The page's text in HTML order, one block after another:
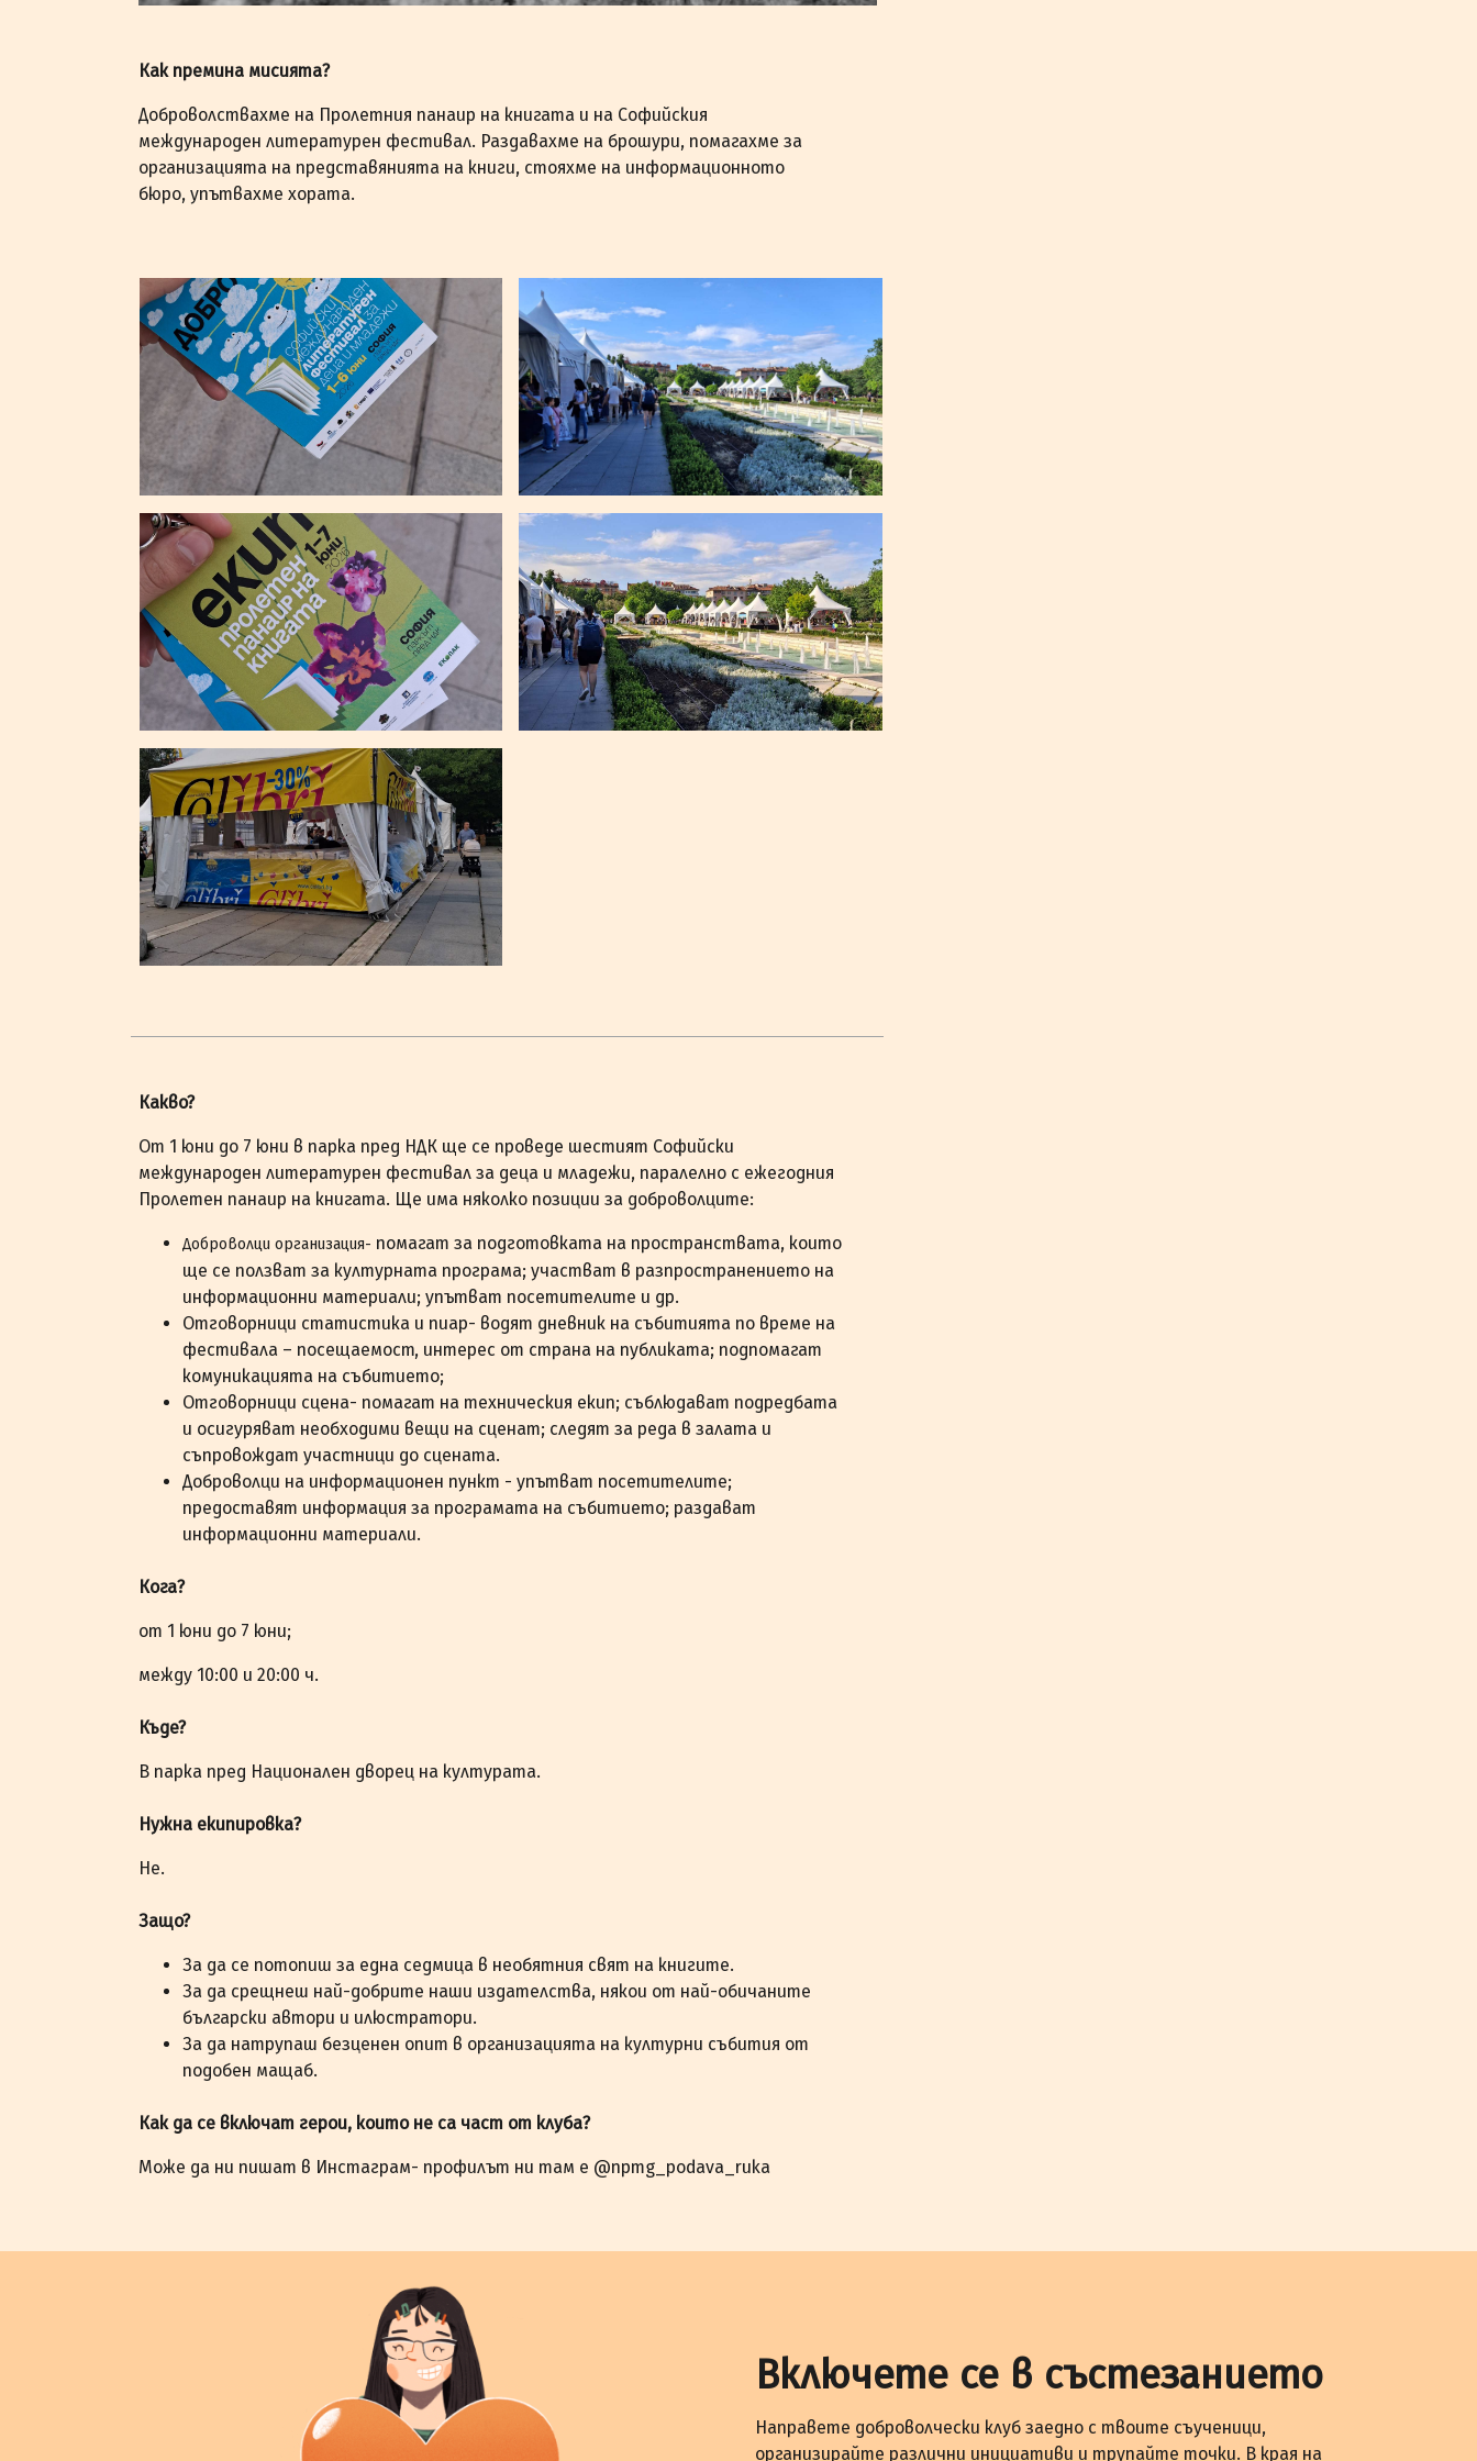
Как премина мисията?
Доброволствахме на Пролетния панаир на книгата и на Софийския
международен литературен фестивал. Раздавахме на брошури, помагахме за
организацията на представянията на книги, стояхме на информационното
бюро, упътвахме хората.
Какво?
От 1 юни до 7 юни в парка пред НДК ще се проведе шестият Софийски
международен литературен фестивал за деца и младежи, паралелно с ежегодния
Пролетен панаир на книгата. Ще има няколко позиции за доброволците:
Доброволци организация- помагат за подготовката на пространствата, които
ще се ползват за културната програма; участват в разпространението на
информационни материали; упътват посетителите и др.
Отговорници статистика и пиар- водят дневник на събитията по време на
фестивала – посещаемост, интерес от страна на публиката; подпомагат
комуникацията на събитието;
Отговорници сцена- помагат на техническия екип; съблюдават подредбата
и осигуряват необходими вещи на сценат; следят за реда в залата и
съпровождат участници до сцената.
Доброволци на информационен пункт - упътват посетителите;
предоставят информация за програмата на събитието; раздават
информационни материали.
Кога?
от 1 юни до 7 юни;
между 10:00 и 20:00 ч.
Къде?
В парка пред Национален дворец на културата.
Нужна екипировка?
Не.
Защо?
За да се потопиш за една седмица в необятния свят на книгите.
За да срещнеш най-добрите наши издателства, някои от най-обичаните
български автори и илюстратори.
За да натрупаш безценен опит в организацията на културни събития от
подобен мащаб.
Как да се включат герои, които не са част от клуба?
Може да ни пишат в Инстаграм- профилът ни там е @npmg_podava_ruka
Включете се в състезанието
Направете доброволчески клуб заедно с твоите съученици,
организирайте различни инициативи и трупайте точки. В края на